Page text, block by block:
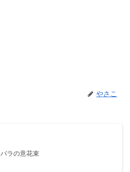
やさこ
バラの意花束